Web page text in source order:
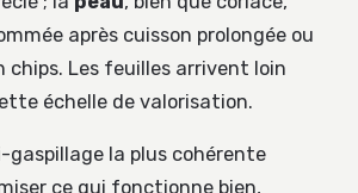
après cuisson prolongée ou
chips. Les feuilles arrivent loin
échelle de valorisation.
gaspillage la plus cohérente
ce qui fonctionne bien,